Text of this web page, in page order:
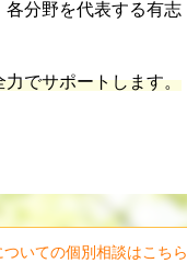
各分野を代表する有志
でサポートします。
ついての個別相談はこちら